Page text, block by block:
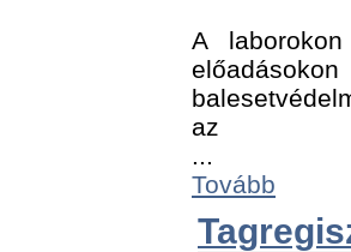
A
az ﻿
Tovább